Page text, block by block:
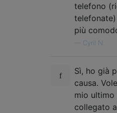
telefono
più
Cyril N.
Sì, ho già
causa.
mio ultimo
collegato